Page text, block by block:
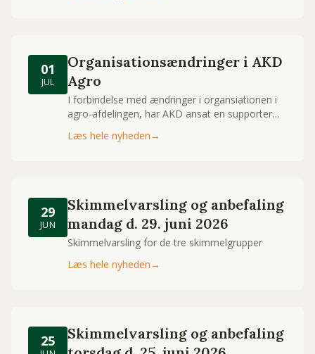
01
JUL
Organisationsændringer i AKD
Agro
I forbindelse med ændringer i organsiationen i
agro-afdelingen, har AKD ansat en supporter
Læs hele nyheden→
29
JUN
Skimmelvarsling og anbefaling
mandag d. 29. juni 2026
Skimmelvarsling for de tre skimmelgrupper
Læs hele nyheden→
25
Skimmelvarsling og anbefaling